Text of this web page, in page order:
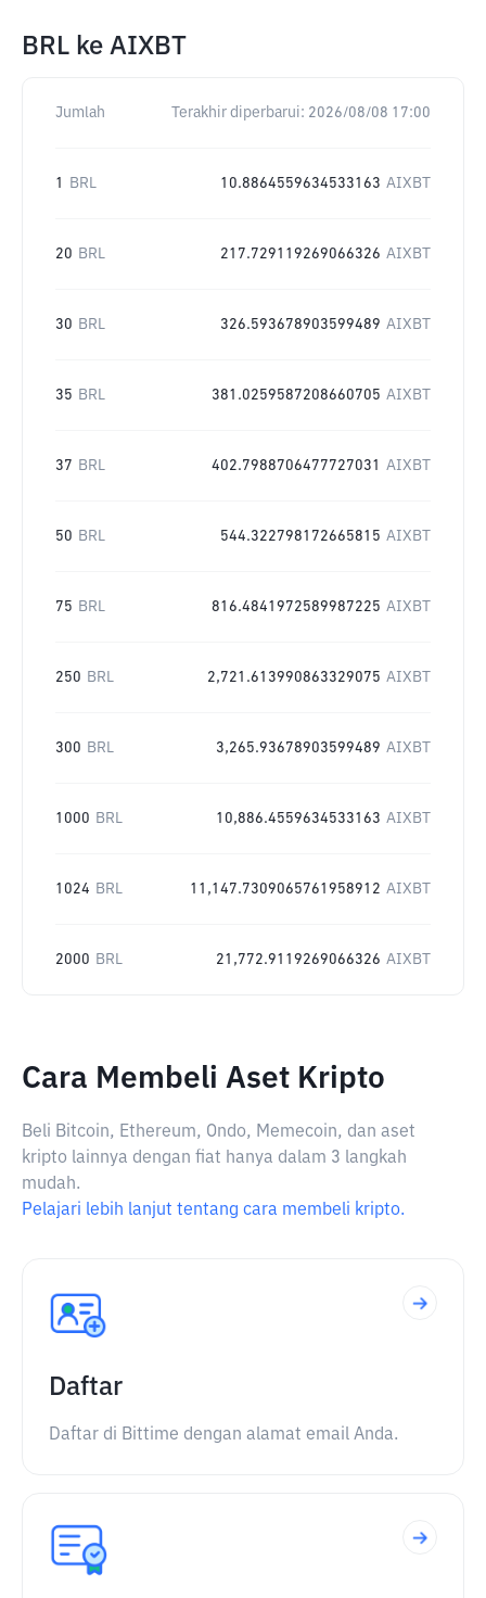
BRL ke AIXBT
Jumlah Terakhir diperbarui: 2026/08/08 17:00
1 BRL 10.8864559634533163 AIXBT
20 BRL 217.729119269066326 AIXBT
30 BRL 326.593678903599489 AIXBT
35 BRL 381.0259587208660705 AIXBT
37 BRL 402.7988706477727031 AIXBT
50 BRL 544.322798172665815 AIXBT
75 BRL 816.4841972589987225 AIXBT
250 BRL 2,721.613990863329075 AIXBT
300 BRL 3,265.93678903599489 AIXBT
1000 BRL 10,886.4559634533163 AIXBT
1024 BRL 11,147.7309065761958912 AIXBT
2000 BRL 21,772.9119269066326 AIXBT
Cara Membeli Aset Kripto
Beli Bitcoin, Ethereum, Ondo, Memecoin, dan aset
kripto lainnya dengan fiat hanya dalam 3 langkah
mudah.
Pelajari lebih lanjut tentang cara membeli kripto.
Daftar
Daftar di Bittime dengan alamat email Anda.